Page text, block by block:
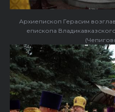
Архиепископ Герасим
епископа